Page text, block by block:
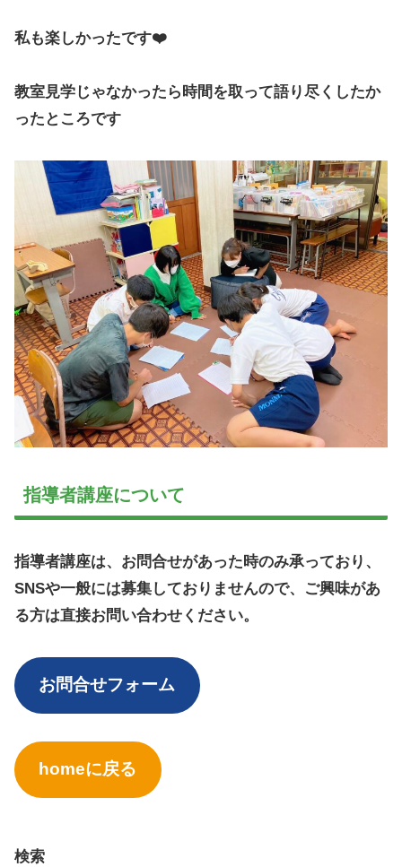
私も楽しかったです❤️
教室見学じゃなかったら時間を取って語り尽くしたか
ったところです
指導者講座について
指導者講座は、お問合せがあった時のみ承っており、
SNSや一般には募集しておりませんので、ご興味があ
る方は直接お問い合わせください。
お問合せフォーム
homeに戻る
検索